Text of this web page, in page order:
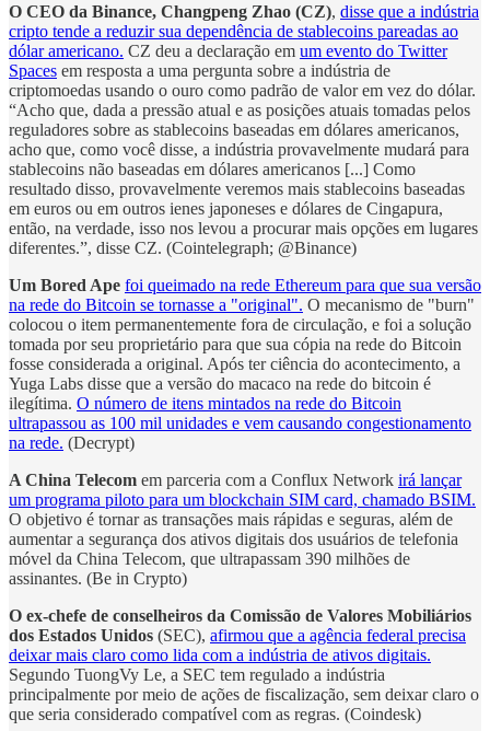
O CEO da Binance, Changpeng Zhao (CZ), disse que a indústria
cripto tende a reduzir sua dependência de stablecoins pareadas ao
dólar americano. CZ deu a declaração em um evento do Twitter
Spaces em resposta a uma pergunta sobre a indústria de
criptomoedas usando o ouro como padrão de valor em vez do dólar.
“Acho que, dada a pressão atual e as posições atuais tomadas pelos
reguladores sobre as stablecoins baseadas em dólares americanos,
acho que, como você disse, a indústria provavelmente mudará para
stablecoins não baseadas em dólares americanos [...] Como
resultado disso, provavelmente veremos mais stablecoins baseadas
em euros ou em outros ienes japoneses e dólares de Cingapura,
então, na verdade, isso nos levou a procurar mais opções em lugares
diferentes.”, disse CZ. (Cointelegraph; @Binance)
Um Bored Ape foi queimado na rede Ethereum para que sua versão
na rede do Bitcoin se tornasse a "original". O mecanismo de "burn"
colocou o item permanentemente fora de circulação, e foi a solução
tomada por seu proprietário para que sua cópia na rede do Bitcoin
fosse considerada a original. Após ter ciência do acontecimento, a
Yuga Labs disse que a versão do macaco na rede do bitcoin é
ilegítima. O número de itens mintados na rede do Bitcoin
ultrapassou as 100 mil unidades e vem causando congestionamento
na rede. (Decrypt)
A China Telecom em parceria com a Conflux Network irá lançar
um programa piloto para um blockchain SIM card, chamado BSIM.
O objetivo é tornar as transações mais rápidas e seguras, além de
aumentar a segurança dos ativos digitais dos usuários de telefonia
móvel da China Telecom, que ultrapassam 390 milhões de
assinantes. (Be in Crypto)
O ex-chefe de conselheiros da Comissão de Valores Mobiliários
dos Estados Unidos (SEC), afirmou que a agência federal precisa
deixar mais claro como lida com a indústria de ativos digitais.
Segundo TuongVy Le, a SEC tem regulado a indústria
principalmente por meio de ações de fiscalização, sem deixar claro o
que seria considerado compatível com as regras. (Coindesk)